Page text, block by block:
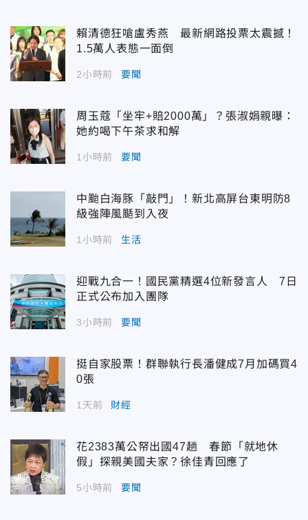
賴清德狂嗆盧秀燕 最新網路投票太震撼！
1.5萬人表態一面倒
2小時前 要聞
周玉蔻「坐牢+賠2000萬」？張淑娟親曝：
她約喝下午茶求和解
1小時前 要聞
中颱白海豚「敲門」！新北高屏台東明防8
級強陣風颳到入夜
1小時前 生活
迎戰九合一！國民黨精選4位新發言人 7日
正式公布加入團隊
3小時前 要聞
挺自家股票！群聯執行長潘健成7月加碼買4
0張
1天前 財經
花2383萬公帑出國47趟 春節「就地休
假」探親美國夫家？徐佳青回應了
5小時前 要聞